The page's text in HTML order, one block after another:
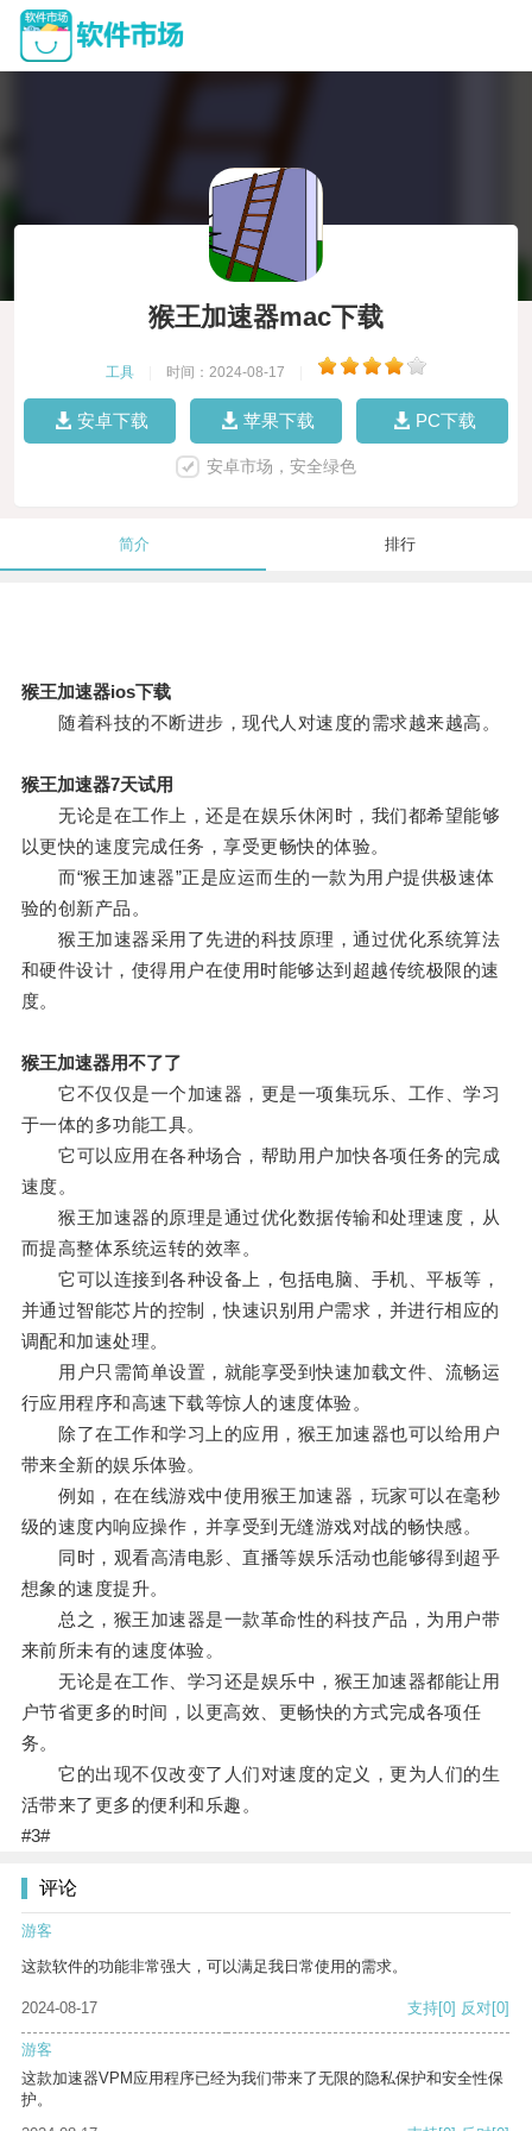
猴王加速器mac下载
工具 时间：2024-08-17
安卓下载 苹果下载 PC下载
安卓市场，安全绿色
简介 排行
猴王加速器ios下载
随着科技的不断进步，现代人对速度的需求越来越高。
猴王加速器7天试用
无论是在工作上，还是在娱乐休闲时，我们都希望能够
以更快的速度完成任务，享受更畅快的体验。
而“猴王加速器”正是应运而生的一款为用户提供极速体
验的创新产品。
猴王加速器采用了先进的科技原理，通过优化系统算法
和硬件设计，使得用户在使用时能够达到超越传统极限的速
度。
猴王加速器用不了了
它不仅仅是一个加速器，更是一项集玩乐、工作、学习
于一体的多功能工具。
它可以应用在各种场合，帮助用户加快各项任务的完成
速度。
猴王加速器的原理是通过优化数据传输和处理速度，从
而提高整体系统运转的效率。
它可以连接到各种设备上，包括电脑、手机、平板等，
并通过智能芯片的控制，快速识别用户需求，并进行相应的
调配和加速处理。
用户只需简单设置，就能享受到快速加载文件、流畅运
行应用程序和高速下载等惊人的速度体验。
除了在工作和学习上的应用，猴王加速器也可以给用户
带来全新的娱乐体验。
例如，在在线游戏中使用猴王加速器，玩家可以在毫秒
级的速度内响应操作，并享受到无缝游戏对战的畅快感。
同时，观看高清电影、直播等娱乐活动也能够得到超乎
想象的速度提升。
总之，猴王加速器是一款革命性的科技产品，为用户带
来前所未有的速度体验。
无论是在工作、学习还是娱乐中，猴王加速器都能让用
户节省更多的时间，以更高效、更畅快的方式完成各项任
务。
它的出现不仅改变了人们对速度的定义，更为人们的生
活带来了更多的便利和乐趣。
#3#
评论
游客
这款软件的功能非常强大，可以满足我日常使用的需求。
2024-08-17 支持[0] 反对[0]
游客
这款加速器VPM应用程序已经为我们带来了无限的隐私保护和安全性保
护。